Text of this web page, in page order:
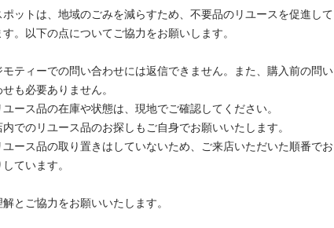
ポットは、地域のごみを減らすため、不要品のリユースを促進して
す。以下の点についてご協力をお願いします。
モティーでの問い合わせには返信できません。また、購入前の問い
も必要ありません。
ユース品の在庫や状態は、現地でご確認してください。
内でのリユース品のお探しもご自身でお願いいたします。
ユース品の取り置きはしていないため、ご来店いただいた順番でお
ています。
解とご協力をお願いいたします。